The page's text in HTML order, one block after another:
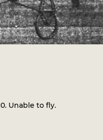
Unable to fly.